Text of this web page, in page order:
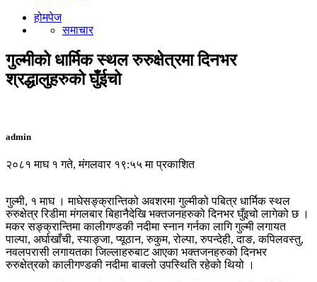
होमपेज
समाचार
गुल्मीको धार्मिक स्थल रुरुक्षेत्रमा दिनभर
श्रद्धालुहरुको घुँईचो
admin
२०८१ माघ १ गते, मंगलवार १९:५५ मा प्रकाशित
गुल्मी, १ माघ । माघेसङ्क्रान्तिको अवशरमा गुल्मीको पबित्र धार्मिक स्थल
रुरुक्षेत्र रिडीमा मंगलबार बिहानैदेखि भक्तजनहरुको दिनभर घुँइचो लागेको छ ।
मकर सङ्क्रान्तिमा कालीगण्डकी नदीमा स्नान गर्नका लागि गुल्मी लगायत
पाल्पा, अर्घाखाँची, स्याङ्जा, प्यूठान, रुकुम, रोल्पा, रुपन्देही, दाङ, कपिलवस्तु,
नवलपरासी लगायतका जिल्लाहरुबाट आएका भक्तजनहरुको दिनभर
रुरुक्षेत्रको कालीगण्डकी नदीमा बाक्लो उपस्थिति रहेको थियो ।